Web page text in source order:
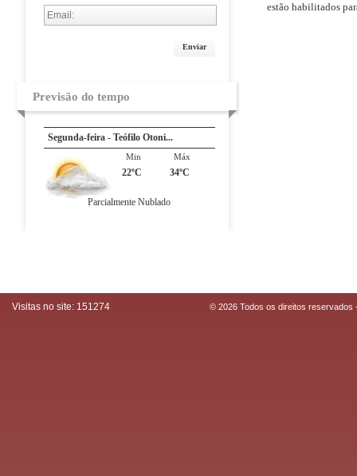
Enviar
Previsão do tempo
Segunda-feira - Teófilo Otoni...
Máx
34ºC
Min
22ºC
Parcialmente Nublado
estão habilitados
Visitas no site: 151274 © 2026 Todos os direitos reservados